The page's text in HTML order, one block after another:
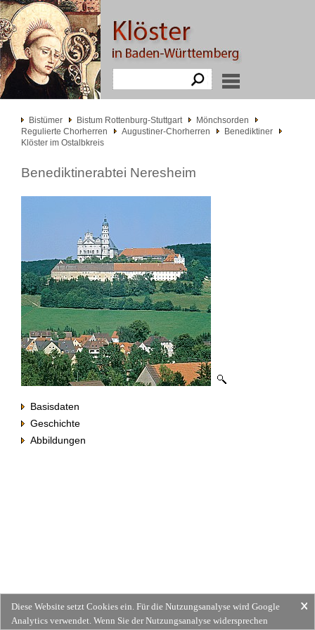
Bistümer Bistum Rottenburg-Stuttgart
Mönchsorden
Regulierte Chorherren
Augustiner-Chorherren
Benediktiner
Klöster im Ostalbkreis
Benediktinerabtei Neresheim
Basisdaten
Geschichte
Abbildungen
Diese Website setzt Cookies ein. Für die Nutzungsanalyse wird Google
Analytics verwendet. Wenn Sie der Nutzungsanalyse widersprechen